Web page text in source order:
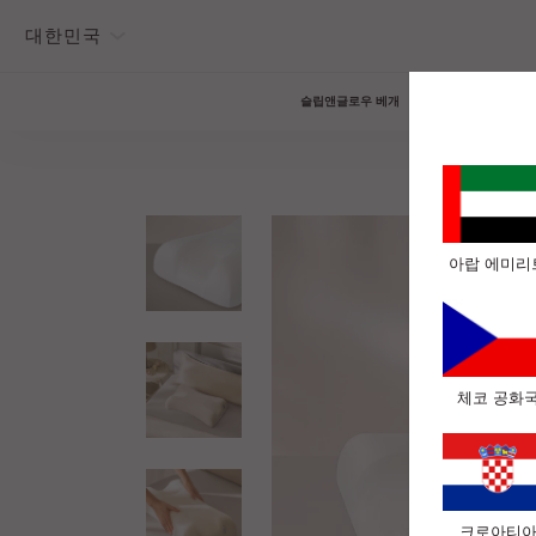
대한민국
슬립앤글로우 베개
아랍 에미리
체코 공화
크로아티아